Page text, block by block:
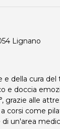
Lignano
e della cura
e doccia
grazie alle
corsi come
un'area